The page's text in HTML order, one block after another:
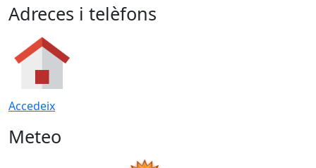
Adreces i telèfons
Accedeix
Meteo